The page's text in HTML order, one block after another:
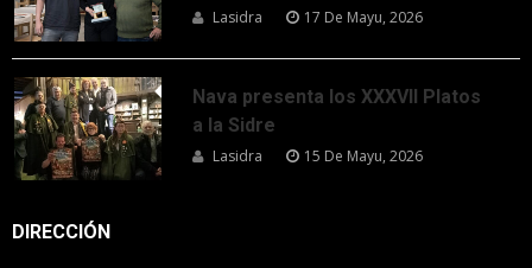
Lasidra 17 De Mayu, 2026
Nava presenta los XXXVII Platos
a la Sidre
Lasidra 15 De Mayu, 2026
DIRECCIÓN